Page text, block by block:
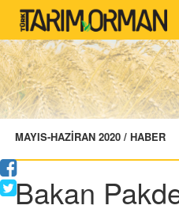
MAYIS-HAZİRAN 2020 / HABER
Bakan